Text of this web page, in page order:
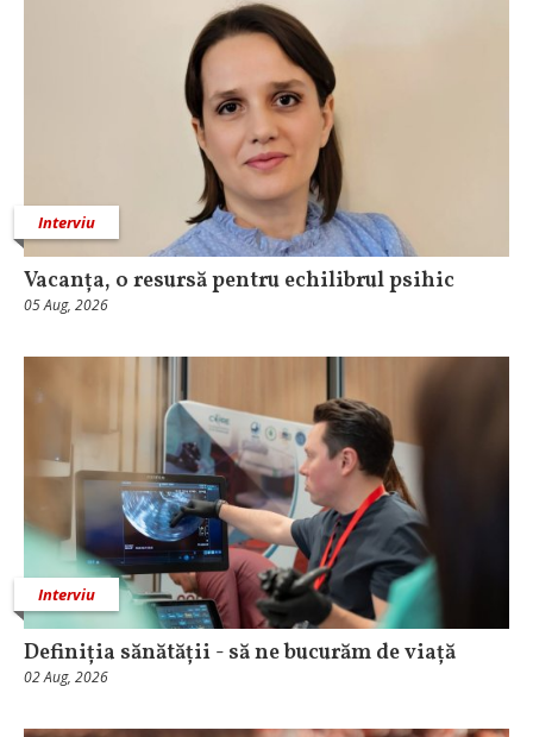
Interviu
Vacanța, o resursă pentru echilibrul psihic
05 Aug, 2026
Interviu
Definiția sănătății - să ne bucurăm de viață
02 Aug, 2026